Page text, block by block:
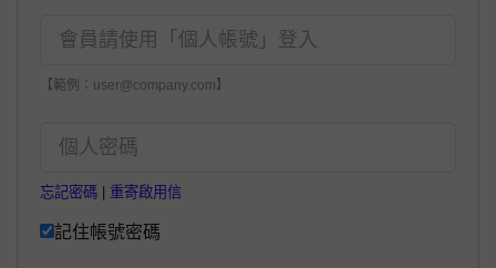
【範例：user@company.com】
忘記密碼 重寄啟用信
記住帳號密碼